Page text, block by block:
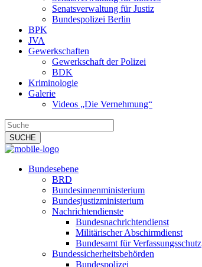
Senatsverwaltung für Justiz
Bundespolizei Berlin
BPK
JVA
Gewerkschaften
Gewerkschaft der Polizei
BDK
Kriminologie
Galerie
Videos „Die Vernehmung“
Bundesebene
BRD
Bundesinnenministerium
Bundesjustizministerium
Nachrichtendienste
Bundesnachrichtendienst
Militärischer Abschirmdienst
Bundesamt für Verfassungsschutz
Bundessicherheitsbehörden
Bundespolizei